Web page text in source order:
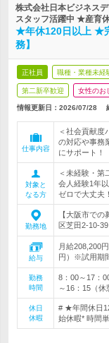
株式会社日本ビジネス
スタッフ活躍中 ★産育
★年休120日以上 ★
務】
正社員 職種・業種未経
第二新卒歓迎 女性のお
情報更新日：2026/07/28
仕事内容
＜社会貢献度
の対応や事務
にサポート！
対象と
なる方
＜未経験・
会人経験1年
ゼロで大丈夫！
勤務地
【大阪市で
区芝田2-10-
給与
月給208,200
円）※試用期
勤務
時間
8：00～17：
～16：15（休
休日
休暇
# ★年間休日
始休暇* 時間